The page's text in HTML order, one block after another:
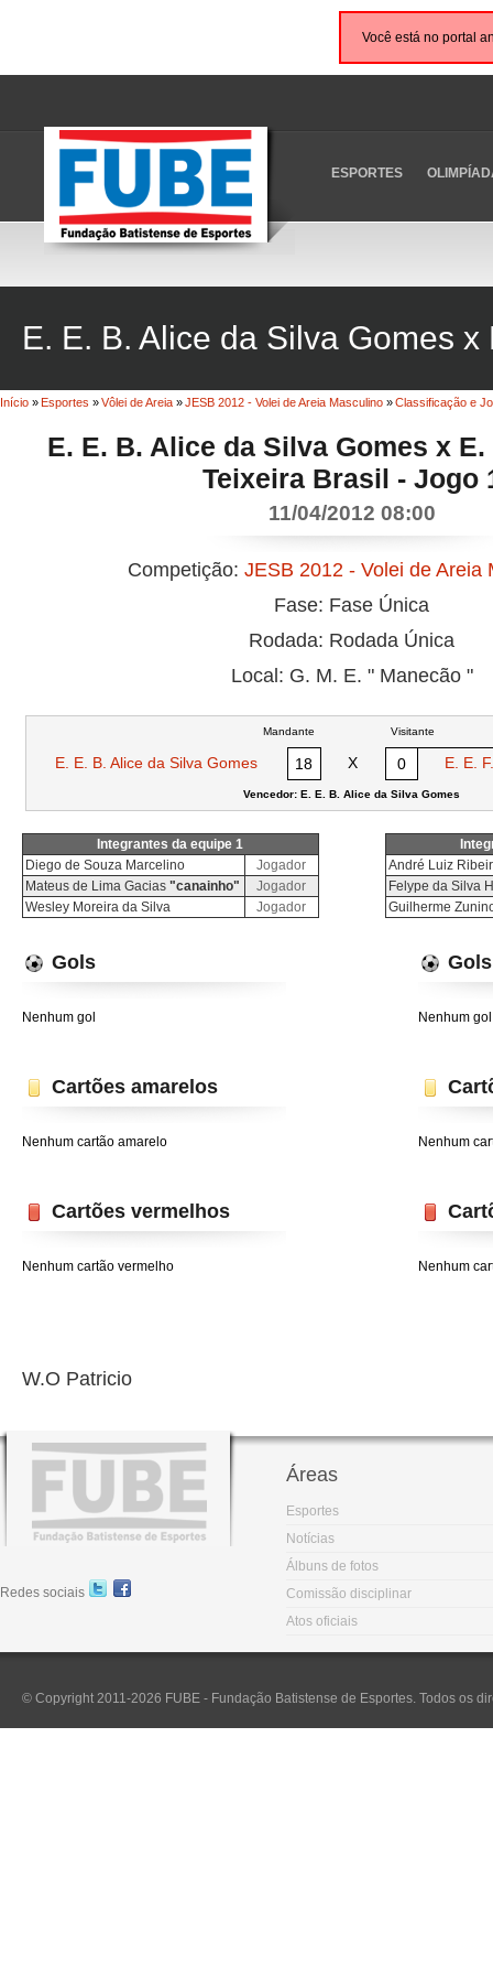
Você está no portal
ESPORTES
E. E. B. Alice da Silva Gomes
Início »Esportes »Vôlei de Areia »JESB 2012 - Volei de Areia Masculino »Classificação e
E. E. B. Alice da Silva Gomes x
Teixeira Brasil - Jogo
11/04/2012 08:00
Competição: JESB 2012 - Volei de Areia
Fase: Fase Única
Rodada: Rodada Única
Local: G. M. E. " Manecão "
Mandante Visitante
E. E. B. Alice da Silva Gomes 18 X 0 E. E.
Vencedor: E. E. B. Alice da Silva Gomes
Integrantes da equipe 1
Diego de Souza Marcelino
Jogador
Mateus de Lima Gacias "canainho"
Jogador
Wesley Moreira da Silva
Jogador
André Luiz
Felype da Silva
Guilherme
Gols
Nenhum gol
Gols
Nenhum gol
Cartões amarelos
Nenhum cartão amarelo Nenhum
Cartões vermelhos
Nenhum cartão vermelho Nenhum
W.O Patricio
Redes sociais
Áreas
Esportes
Notícias
Álbuns de fotos
Comissão disciplinar
Atos oficiais
© Copyright 2011-2026 FUBE - Fundação Batistense de Esportes. Todos os